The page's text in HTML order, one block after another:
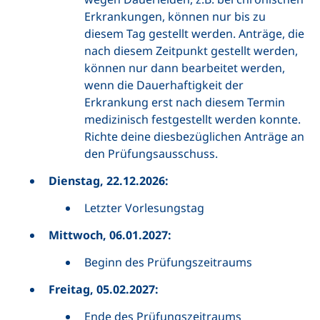
Erkrankungen, können nur bis zu
diesem Tag gestellt werden. Anträge, die
nach diesem Zeitpunkt gestellt werden,
können nur dann bearbeitet werden,
wenn die Dauerhaftigkeit der
Erkrankung erst nach diesem Termin
medizinisch festgestellt werden konnte.
Richte deine diesbezüglichen Anträge an
den Prüfungsausschuss.
Dienstag, 22.12.2026:
Letzter Vorlesungstag
Mittwoch, 06.01.2027:
Beginn des Prüfungszeitraums
Freitag, 05.02.2027:
Ende des Prüfungszeitraums